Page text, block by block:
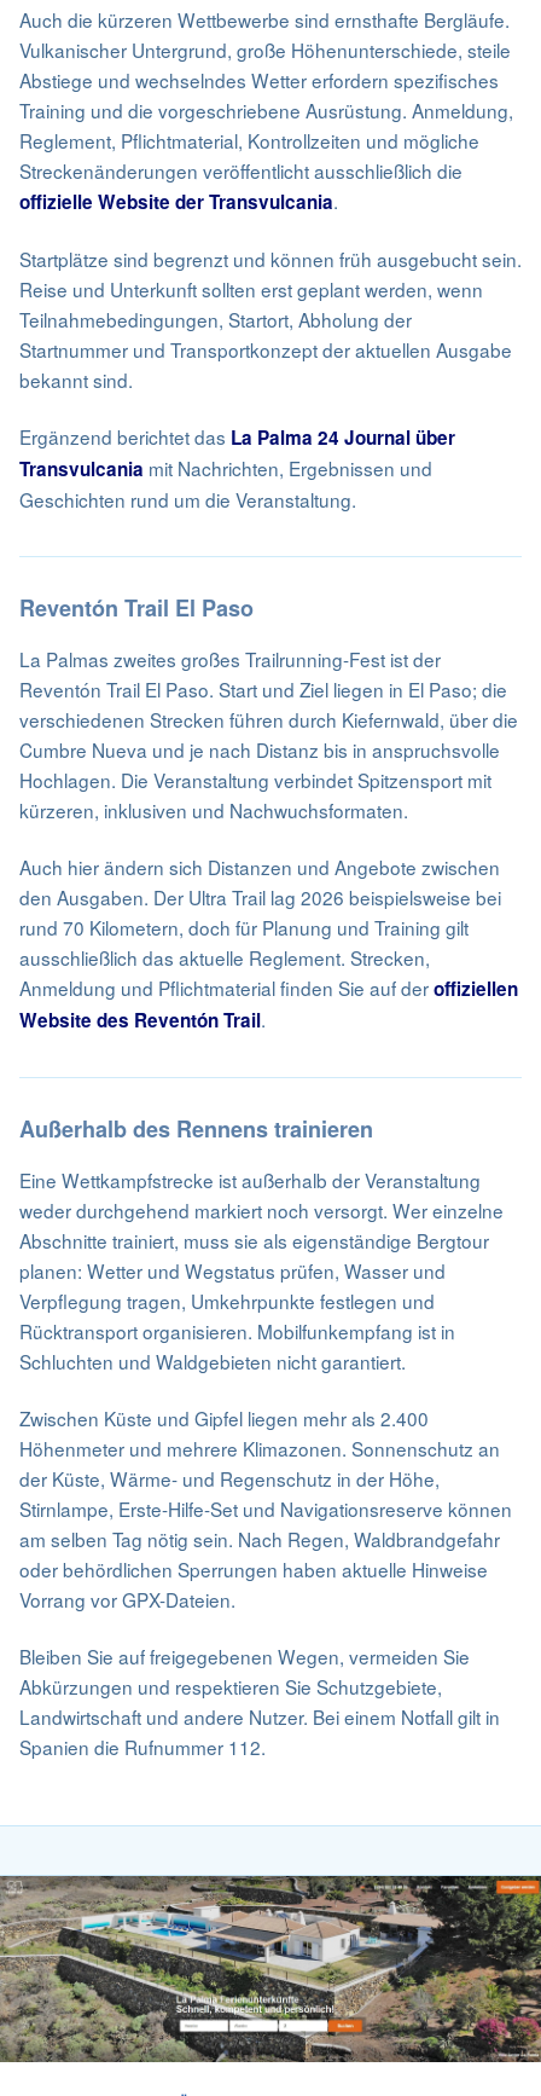
Auch die kürzeren Wettbewerbe sind ernsthafte Bergläufe.
Vulkanischer Untergrund, große Höhenunterschiede, steile
Abstiege und wechselndes Wetter erfordern spezifisches
Training und die vorgeschriebene Ausrüstung. Anmeldung,
Reglement, Pflichtmaterial, Kontrollzeiten und mögliche
Streckenänderungen veröffentlicht ausschließlich die
offizielle Website der Transvulcania.
Startplätze sind begrenzt und können früh ausgebucht sein.
Reise und Unterkunft sollten erst geplant werden, wenn
Teilnahmebedingungen, Startort, Abholung der
Startnummer und Transportkonzept der aktuellen Ausgabe
bekannt sind.
Ergänzend berichtet das La Palma 24 Journal über
Transvulcania mit Nachrichten, Ergebnissen und
Geschichten rund um die Veranstaltung.
Reventón Trail El Paso
La Palmas zweites großes Trailrunning-Fest ist der
Reventón Trail El Paso. Start und Ziel liegen in El Paso; die
verschiedenen Strecken führen durch Kiefernwald, über die
Cumbre Nueva und je nach Distanz bis in anspruchsvolle
Hochlagen. Die Veranstaltung verbindet Spitzensport mit
kürzeren, inklusiven und Nachwuchsformaten.
Auch hier ändern sich Distanzen und Angebote zwischen
den Ausgaben. Der Ultra Trail lag 2026 beispielsweise bei
rund 70 Kilometern, doch für Planung und Training gilt
ausschließlich das aktuelle Reglement. Strecken,
Anmeldung und Pflichtmaterial finden Sie auf deroffiziellen
Website des Reventón Trail.
Außerhalb des Rennens trainieren
Eine Wettkampfstrecke ist außerhalb der Veranstaltung
weder durchgehend markiert noch versorgt. Wer einzelne
Abschnitte trainiert, muss sie als eigenständige Bergtour
planen: Wetter und Wegstatus prüfen, Wasser und
Verpflegung tragen, Umkehrpunkte festlegen und
Rücktransport organisieren. Mobilfunkempfang ist in
Schluchten und Waldgebieten nicht garantiert.
Zwischen Küste und Gipfel liegen mehr als 2.400
Höhenmeter und mehrere Klimazonen. Sonnenschutz an
der Küste, Wärme- und Regenschutz in der Höhe,
Stirnlampe, Erste-Hilfe-Set und Navigationsreserve können
am selben Tag nötig sein. Nach Regen, Waldbrandgefahr
oder behördlichen Sperrungen haben aktuelle Hinweise
Vorrang vor GPX-Dateien.
Bleiben Sie auf freigegebenen Wegen, vermeiden Sie
Abkürzungen und respektieren Sie Schutzgebiete,
Landwirtschaft und andere Nutzer. Bei einem Notfall gilt in
Spanien die Rufnummer 112.